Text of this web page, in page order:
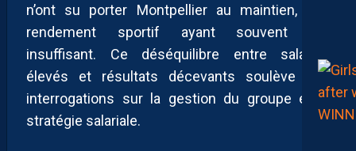
n’ont su porter Montpellier au maintien, leur
rendement sportif ayant souvent été
insuffisant. Ce déséquilibre entre salaires
élevés et résultats décevants soulève des
interrogations sur la gestion du groupe et la
stratégie salariale.